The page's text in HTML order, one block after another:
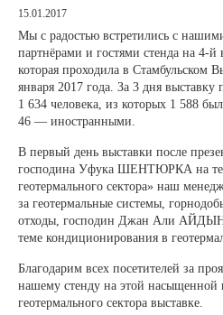
15.01.2017
Мы с радостью встретились с
партнёрами и гостями стенда на 4-й
которая проходила в Стамбульском
января 2017 года. За 3 дня
1 634 человека, из которых 1 588
46 — иностранными.
В первый день выставки после
господина Уфука ШЕНТЮРКА на
геотермального сектора» наш
за геотермальные системы,
отходы, господин Джан Али
теме кондиционирования в
Благодарим всех посетителей за
нашему стенду на этой насыщенной
геотермального сектора выставке.